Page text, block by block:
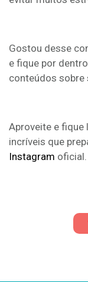
Gostou desse
e fique por
conteúdos sobre
Aproveite e
incríveis que
Instagram oficial.